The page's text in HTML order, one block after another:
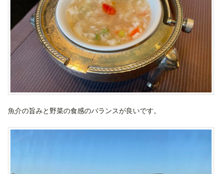
魚介の旨みと野菜の食感のバランスが良いです。